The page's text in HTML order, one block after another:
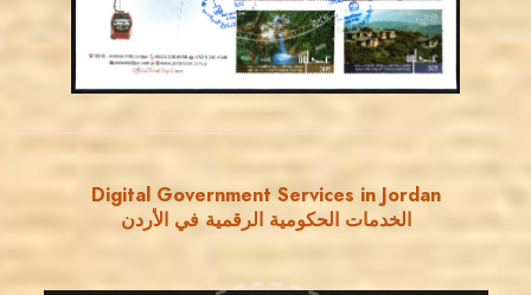
EST. 2007
Digital Government Services in Jordan
الخدمات الحكومية الرقمية في الأردن